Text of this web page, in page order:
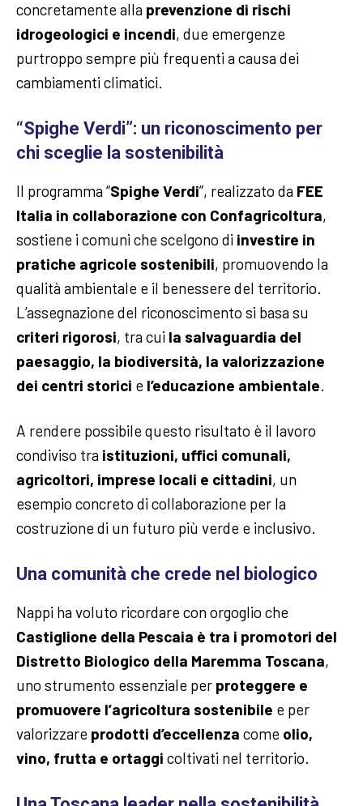
concretamente alla prevenzione di rischi
idrogeologici e incendi, due emergenze
purtroppo sempre più frequenti a causa dei
cambiamenti climatici.
“Spighe Verdi”: un riconoscimento per
chi sceglie la sostenibilità
Il programma “Spighe Verdi”, realizzato da FEE
Italia in collaborazione con Confagricoltura,
sostiene i comuni che scelgono di investire in
pratiche agricole sostenibili, promuovendo la
qualità ambientale e il benessere del territorio.
L’assegnazione del riconoscimento si basa su
criteri rigorosi, tra cui la salvaguardia del
paesaggio, la biodiversità, la valorizzazione
dei centri storici e l’educazione ambientale.
A rendere possibile questo risultato è il lavoro
condiviso tra istituzioni, uffici comunali,
agricoltori, imprese locali e cittadini, un
esempio concreto di collaborazione per la
costruzione di un futuro più verde e inclusivo.
Una comunità che crede nel biologico
Nappi ha voluto ricordare con orgoglio che
Castiglione della Pescaia è tra i promotori del
Distretto Biologico della Maremma Toscana,
uno strumento essenziale per proteggere e
promuovere l’agricoltura sostenibile e per
valorizzare prodotti d’eccellenza come olio,
vino, frutta e ortaggi coltivati nel territorio.